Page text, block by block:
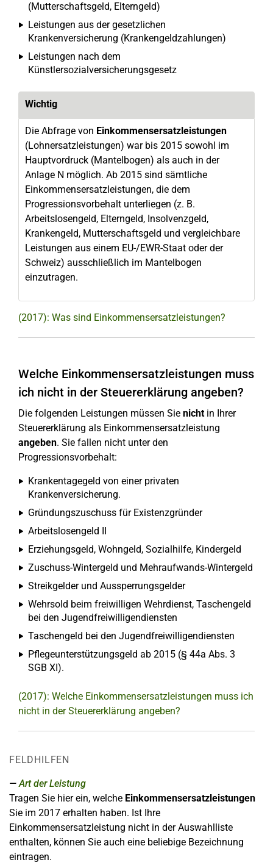
(Mutterschaftsgeld, Elterngeld)
Leistungen aus der gesetzlichen
Krankenversicherung (Krankengeldzahlungen)
Leistungen nach dem
Künstlersozialversicherungsgesetz
Wichtig
Die Abfrage von Einkommensersatzleistungen
(Lohnersatzleistungen) war bis 2015 sowohl im
Hauptvordruck (Mantelbogen) als auch in der
Anlage N möglich. Ab 2015 sind sämtliche
Einkommensersatzleistungen, die dem
Progressionsvorbehalt unterliegen (z. B.
Arbeitslosengeld, Elterngeld, Insolvenzgeld,
Krankengeld, Mutterschaftsgeld und vergleichbare
Leistungen aus einem EU-/EWR-Staat oder der
Schweiz) ausschließlich im Mantelbogen
einzutragen.
(2017): Was sind Einkommensersatzleistungen?
Welche Einkommensersatzleistungen muss
ich nicht in der Steuererklärung angeben?
Die folgenden Leistungen müssen Sie nichtin Ihrer
Steuererklärung als Einkommensersatzleistung
angeben. Sie fallen nicht unter den
Progressionsvorbehalt:
Krankentagegeld von einer privaten
Krankenversicherung.
Gründungszuschuss für Existenzgründer
Arbeitslosengeld II
Erziehungsgeld, Wohngeld, Sozialhilfe, Kindergeld
Zuschuss-Wintergeld und Mehraufwands-Wintergeld
Streikgelder und Aussperrungsgelder
Wehrsold beim freiwilligen Wehrdienst, Taschengeld
bei den Jugendfreiwilligendiensten
Taschengeld bei den Jugendfreiwilligendiensten
Pflegeunterstützungsgeld ab 2015 (§ 44a Abs. 3
SGB XI).
(2017): Welche Einkommensersatzleistungen muss ich
nicht in der Steuererklärung angeben?
FELDHILFEN
Art der Leistung
Tragen Sie hier ein, welche Einkommensersatzleistungen
Sie im 2017 erhalten haben. Ist Ihre
Einkommensersatzleistung nicht in der Auswahlliste
enthalten, können Sie auch eine beliebige Bezeichnung
eintragen.